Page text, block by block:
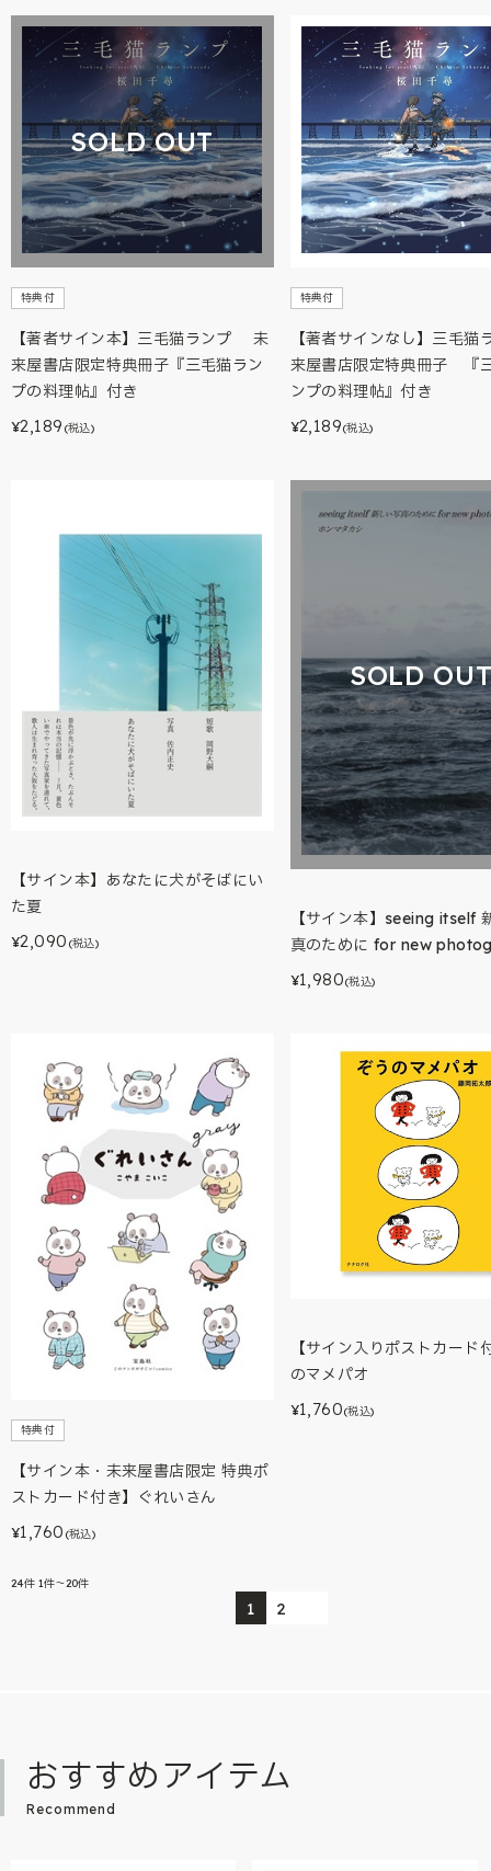
SOLD OUT
特典付
【著者サイン本】三毛猫ランプ 未
来屋書店限定特典冊子『三毛猫ラン
プの料理帖』付き
¥2,189 (税込)
特典付
【著者サインなし】三毛猫
来屋書店限定特典冊子 『
ンプの料理帖』付き
¥2,189(税込)
【サイン本】あなたに犬がそばにい
た夏
¥2,090 (税込)
SOLD
【サイン本】seeing itself
真のために for new
¥1,980(税込)
特典付
【サイン本・未来屋書店限定 特典ポ
ストカード付き】ぐれいさん
¥1,760 (税込)
【サイン入りポストカード
のマメパオ
¥1,760(税込)
24件 1件～20件
1 2
おすすめアイテム
Recommend